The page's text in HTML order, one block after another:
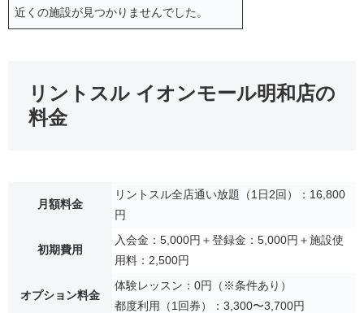
近くの施設が見つかりませんでした。
リントスル イオンモール明和店の
料金
月額料金
リントスル全店通い放題（1日2回）：16,800
円
初期費用
入会金：5,000円＋登録金：5,000円＋施設使
用料：2,500円
オプション料金
体験レッスン：0円（※条件あり）
都度利用（1回券）：3,300〜3,700円